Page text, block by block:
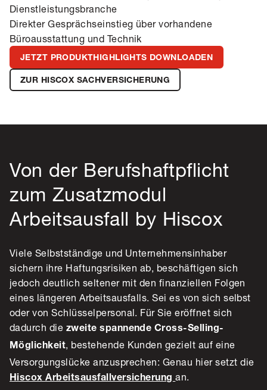
Dienstleistungsbranche
Direkter Gesprächseinstieg über vorhandene
Büroausstattung und Technik
JETZT PRODUKTHIGHLIGHTS DOWNLOADEN
ZUR HISCOX SACHVERSICHERUNG
Von der Berufshaftpflicht
zum Zusatzmodul
Arbeitsausfall by Hiscox
Viele Selbstständige und Unternehmensinhaber
sichern ihre Haftungsrisiken ab, beschäftigen sich
jedoch deutlich seltener mit den finanziellen Folgen
eines längeren Arbeitsausfalls. Sei es von sich selbst
oder von Schlüsselpersonal. Für Sie eröffnet sich
dadurch die zweite spannende Cross-Selling-
Möglichkeit
, bestehende Kunden gezielt auf eine
Versorgungslücke anzusprechen: Genau hier setzt die
Hiscox Arbeitsausfallversicherung an.